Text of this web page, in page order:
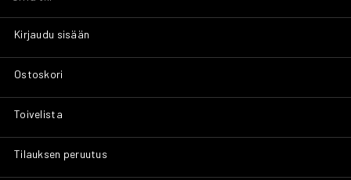
Kirjaudu sisään
Ostoskori
Toivelista
Tilauksen peruutus